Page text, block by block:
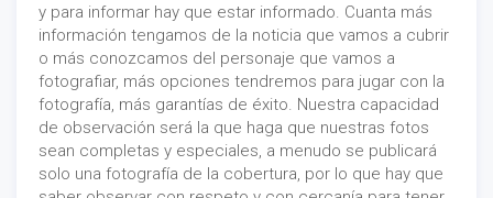
y para informar hay que estar informado. Cuanta más
información tengamos de la noticia que vamos a cubrir
o más conozcamos del personaje que vamos a
fotografiar, más opciones tendremos para jugar con la
fotografía, más garantías de éxito. Nuestra capacidad
de observación será la que haga que nuestras fotos
sean completas y especiales, a menudo se publicará
solo una fotografía de la cobertura, por lo que hay que